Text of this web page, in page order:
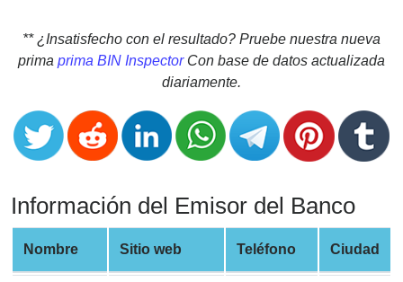
Credit
Validator
Credit
Card
Random
Credit
Card
Generator
** ¿Insatisfecho con el resultado? Pruebe nuestra nueva
prima prima BIN InspectorCon base de datos actualizada
diariamente.
Información del Emisor del Banco
Nombre Sitio web Teléfono Ciudad